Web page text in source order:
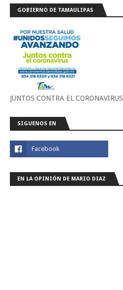
GOBIERNO DE TAMAULIPAS
JUNTOS CONTRA EL CORONAVIRUS
SIGUENOS EN
EN LA OPINIÓN DE MARIO DIAZ